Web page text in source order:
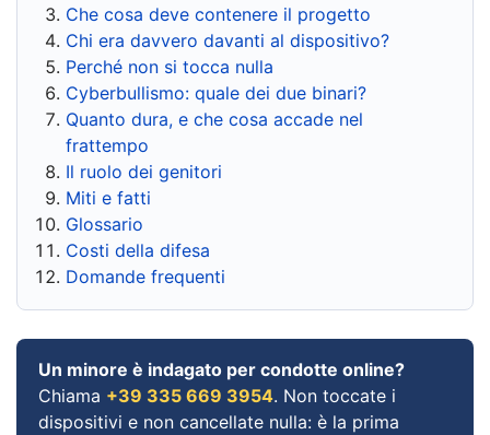
Che cosa deve contenere il progetto
Chi era davvero davanti al dispositivo?
Perché non si tocca nulla
Cyberbullismo: quale dei due binari?
Quanto dura, e che cosa accade nel
frattempo
Il ruolo dei genitori
Miti e fatti
Glossario
Costi della difesa
Domande frequenti
Un minore è indagato per condotte online?
Chiama +39 335 669 3954. Non toccate i
dispositivi e non cancellate nulla: è la prima